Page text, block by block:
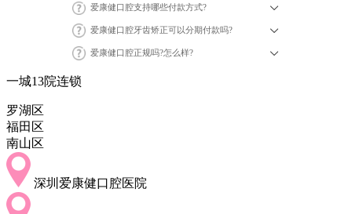
爱康健口腔支持哪些付款方式?
爱康健口腔牙齿矫正可以分期付款吗?
爱康健口腔正规吗?怎么样?
一城13院连锁
罗湖区
福田区
南山区
深圳爱康健口腔医院